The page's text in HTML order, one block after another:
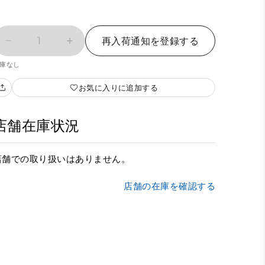
1 再入荷通知を登録する
なし
お気に入りに追加する
舗在庫状況
での取り扱いはありません。
店舗の在庫を確認する